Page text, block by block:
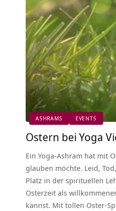
ASHRAMS EVENTS
Ostern bei Yoga
Ein Yoga-Ashram hat mit
glauben möchte. Leid,
Platz in der spirituellen
Osterzeit als
kannst. Mit tollen Oster-